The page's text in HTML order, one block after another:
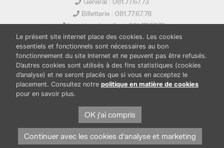
Général : 081.77.67.73
Billetterie : 081.77.67.78
Location de salles : 081.77.67.79
info@ledelta.be
BOUTIQUE
Le présent site internet place des cookies. Les cookies
essentiels et fonctionnels sont nécessaires au bon
fonctionnement du site Internet et ne peuvent pas être refusés.
D’autres cookies sont utilisés à des fins statistiques (cookies
d’analyse) et ne seront placés que si vous en acceptez le
placement. Consultez notre politique en matière de cookies
pour en savoir plus.
OK j'ai compris
Continuer avec les cookies d'analyse et marketing